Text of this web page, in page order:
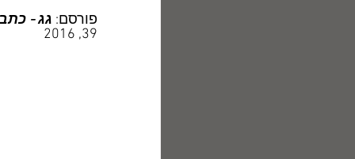
פורסם: גג -
39, 2016